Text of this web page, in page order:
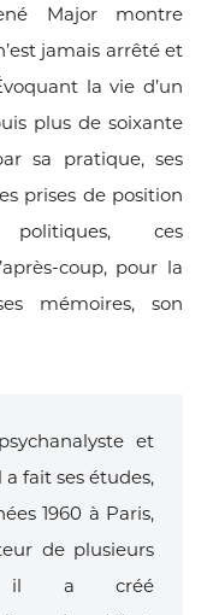
Major montre
jamais arrêté et
la vie d’un
plus de soixante
sa pratique, ses
prises de position
ces
coup, pour la
mémoires, son
et
a fait ses études,
1960 à Paris,
de plusieurs
il a créé